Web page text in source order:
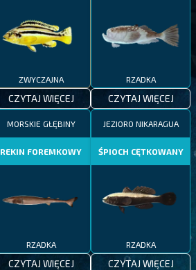
ZWYCZAJNA
CZYTAJ WIĘCEJ
RZADKA
CZYTAJ WIĘCEJ
MORSKIE GŁĘBINY
REKIN FOREMKOWY
RZADKA
CZYTAJ WIĘCEJ
JEZIORO NIKARAGUA
ŚPIOCH CĘTKOWANY
RZADKA
CZYTAJ WIĘCEJ